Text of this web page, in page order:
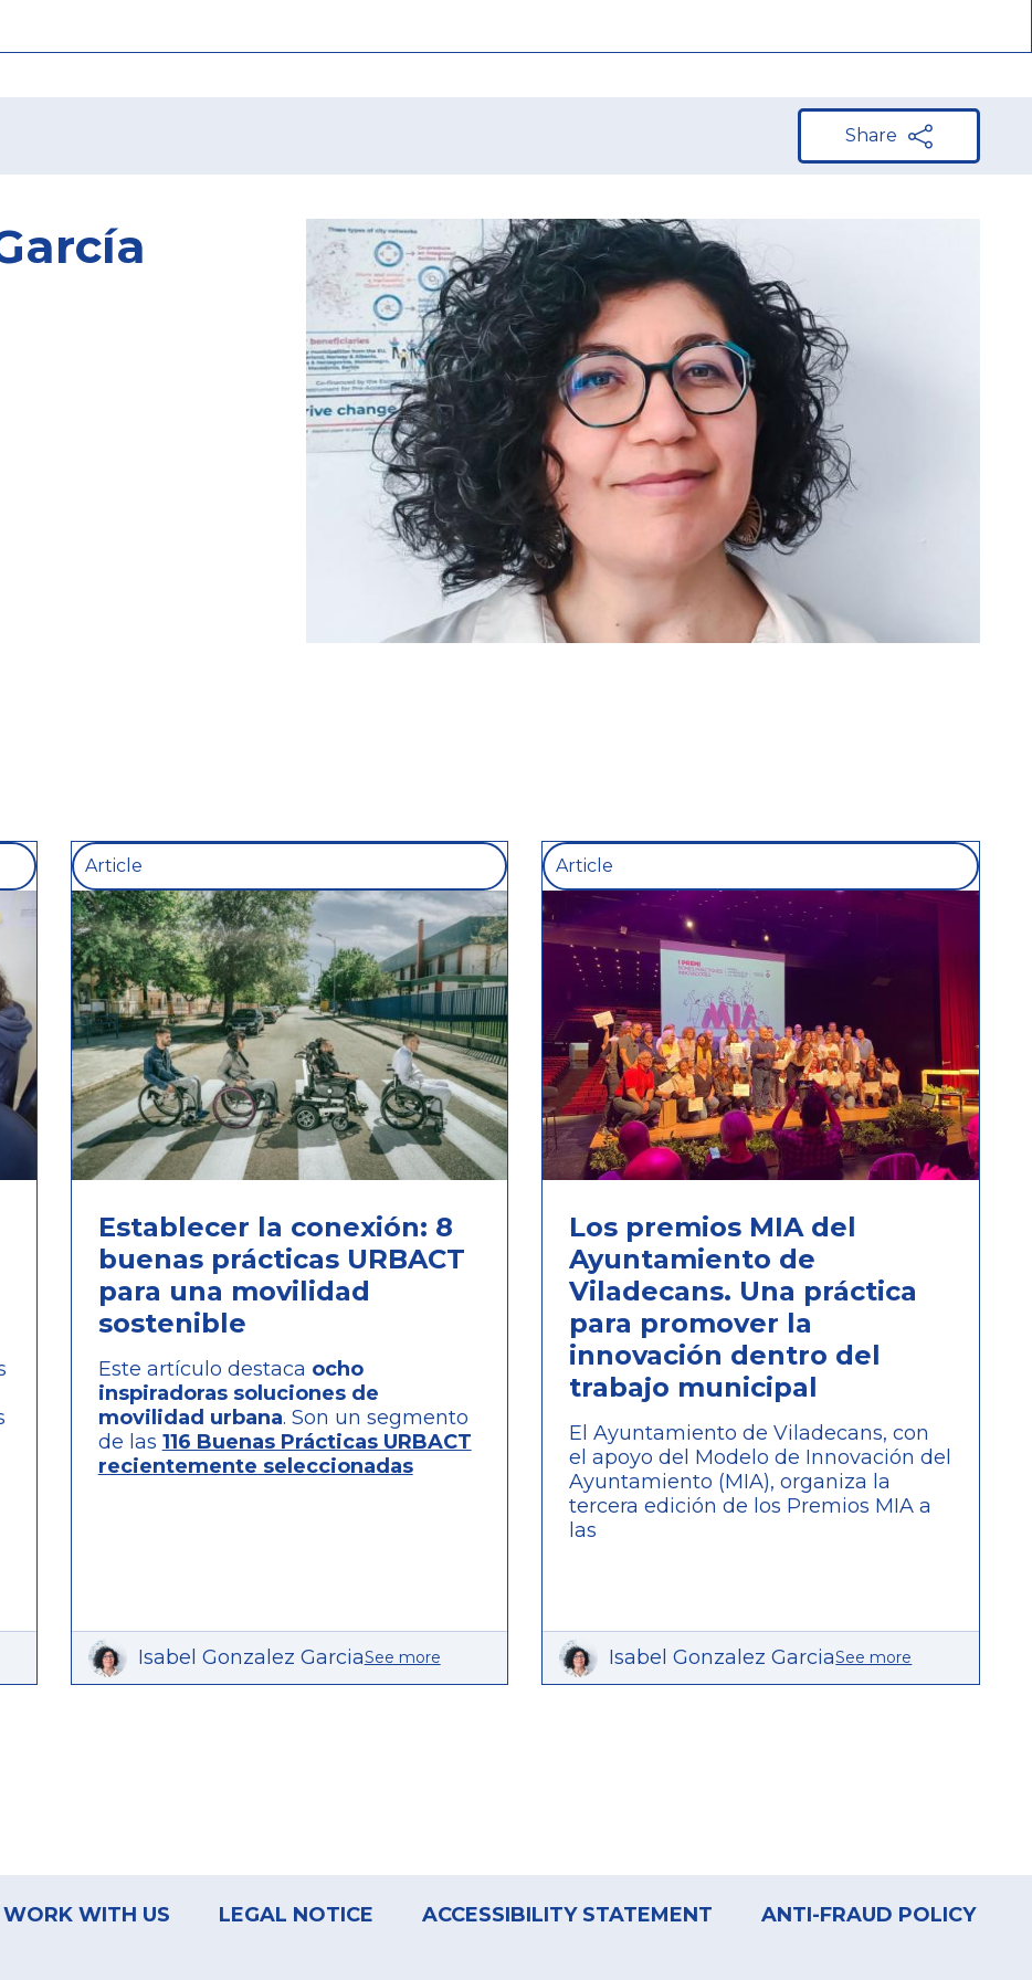
Share
Article
Establecer la conexión: 8
buenas prácticas URBACT
para una movilidad
sostenible
Este artículo destaca ocho
inspiradoras soluciones de
movilidad urbana. Son un segmento
de las 116 Buenas Prácticas URBACT
recientemente seleccionadas
Isabel Gonzalez GarciaSee more
Article
Los premios MIA del
Ayuntamiento de
Viladecans. Una práctica
para promover la
innovación dentro del
trabajo municipal
El Ayuntamiento de Viladecans, con
el apoyo del Modelo de Innovación del
Ayuntamiento (MIA), organiza la
tercera edición de los Premios MIA a
las
Isabel Gonzalez GarciaSee more
WORK WITH US LEGAL NOTICE ACCESSIBILITY STATEMENT ANTI-FRAUD POLICY